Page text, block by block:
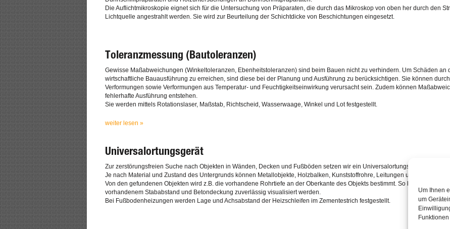
Um Ihnen
um
Die Auflichtmikroskopie eignet sich für die Untersuchung von Präparaten, die durch das Mikroskop von oben her durch den
Lichtquelle angestrahlt werden. Sie wird zur Beurteilung der Schichtdicke von Beschichtungen eingesetzt.
Toleranzmessung (Bautoleranzen)
Gewisse Maßabweichungen (Winkeltoleranzen, Ebenheitstoleranzen) sind beim Bauen nicht zu verhindern. Um Schäden an
wirtschaftliche Bauausführung zu erreichen, sind diese bei der Planung und Ausführung zu berücksichtigen. Sie können
Verformungen sowie Verformungen aus Temperatur- und Feuchtigkeitseinwirkung verursacht sein. Zudem können
fehlerhafte Ausführung entstehen.
Sie werden mittels Rotationslaser, Maßstab, Richtscheid, Wasserwaage, Winkel und Lot festgestellt.
weiter lesen »
Universalortungsgerät
Zur zerstörungsfreien Suche nach Objekten in Wänden, Decken und Fußböden setzen wir ein Universalortungsgerät, das auf
Je nach Material und Zustand des Untergrunds können Metallobjekte, Holzbalken, Kunststoffrohre, Leitungen und Kabel
Von den gefundenen Objekten wird z.B. die vorhandene Rohrtiefe an der Oberkante des Objekts bestimmt. So können auch
vorhandenem Stababstand und Betondeckung zuverlässig visualisiert werden.
Bei Fußbodenheizungen werden Lage und Achsabstand der Heizschleifen im Zementestrich festgestellt.